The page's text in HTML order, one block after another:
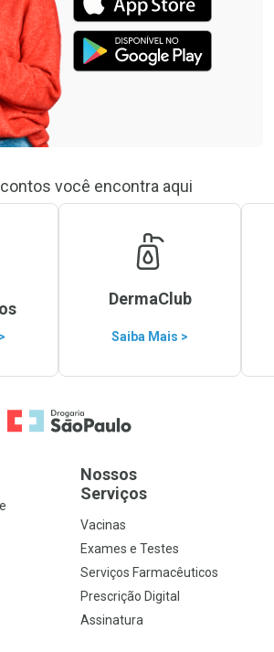
você encontra aqui
DermaClub
Saiba Mais >
Ir para a Home
Nossos
Serviços
Vacinas
Exames e Testes
Serviços Farmacêuticos
Prescrição Digital
Assinatura